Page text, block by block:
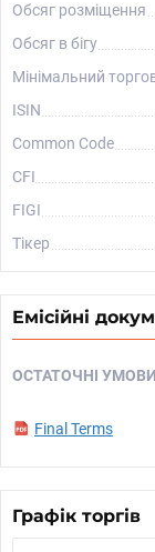
Обсяг розміщення
Обсяг в бігу
Мінімальний
ISIN
Common Code
CFI
FIGI
Тікер
Емісійні
ОСТАТОЧНІ УМОВИ
Final Terms
Графік торгів